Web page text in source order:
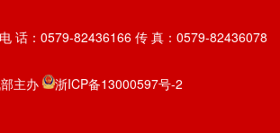
话：0579-82436166 传 真：0579-82436078
主办 浙ICP备13000597号-2